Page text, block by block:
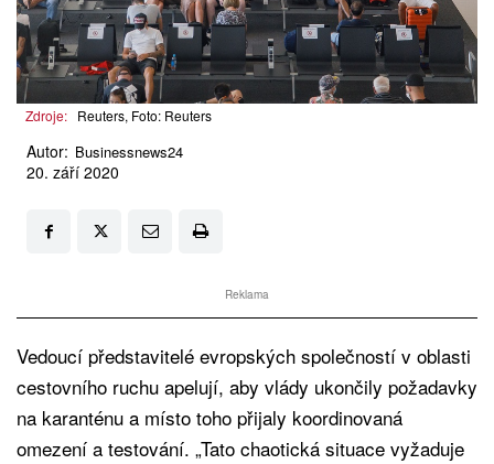
Zdroje: Reuters, Foto: Reuters
Autor: Businessnews24
20. září 2020
Reklama
Vedoucí představitelé evropských společností v oblasti
cestovního ruchu apelují, aby vlády ukončily požadavky
na karanténu a místo toho přijaly koordinovaná
omezení a testování. „Tato chaotická situace vyžaduje